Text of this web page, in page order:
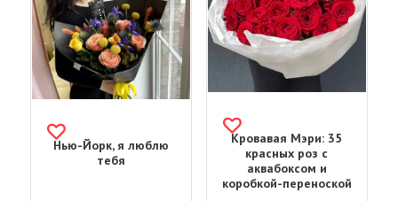
Нью-Йорк, я люблю
тебя
Кровавая Мэри: 35
красных роз с
аквабоксом и
коробкой-переноской